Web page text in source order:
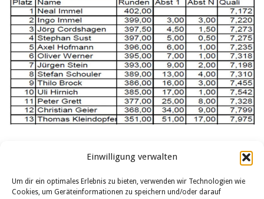
Einwilligung verwalten
Um dir ein optimales Erlebnis zu bieten, verwenden wir Technologien wie
Cookies, um Geräteinformationen zu speichern und/oder darauf